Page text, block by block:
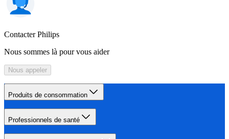
Contacter Philips
Nous sommes là pour vous aider
Nous appeler
Produits de consommation
Professionnels de santé